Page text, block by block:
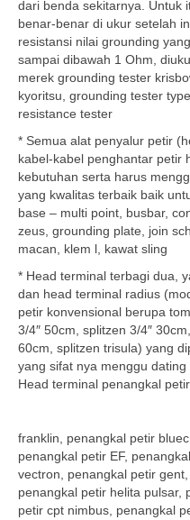
dari benda sekitarnya. Untuk
benar-benar di ukur setelah
resistansi nilai grounding
sampai dibawah 1 Ohm,
merek grounding tester
kyoritsu, grounding tester
resistance tester
* Semua alat penyalur petir
kabel-kabel penghantar petir
kebutuhan serta harus
yang kwalitas terbaik baik
base – multi point, busbar,
zeus, grounding plate, join
macan, klem l, kawat sling
* Head terminal terbagi dua,
dan head terminal radius
petir konvensional berupa
3/4″ 50cm, splitzen 3/4″
60cm, splitzen trisula) yang
yang sifat nya menggu
Head terminal penangkal
franklin, penangkal petir
penangkal petir EF,
vectron, penangkal petir
penangkal petir helita pulsar,
petir cpt nimbus, penangkal